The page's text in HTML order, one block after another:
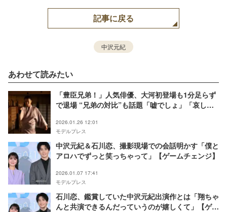
記事に戻る
中沢元紀
あわせて読みたい
「豊臣兄弟！」人気俳優、大河初登場も1分足らず
で退場 “兄弟の対比”も話題「嘘でしょ」「哀しす
2026.01.26 12:01
モデルプレス
中沢元紀＆石川恋、撮影現場での会話明かす「僕と
アロハでずっと笑っちゃって」【ゲームチェンジ】
2026.01.07 17:41
モデルプレス
石川恋、鑑賞していた中沢元紀出演作とは「翔ちゃ
んと共演できるんだっていうのが嬉しくて」【ゲー